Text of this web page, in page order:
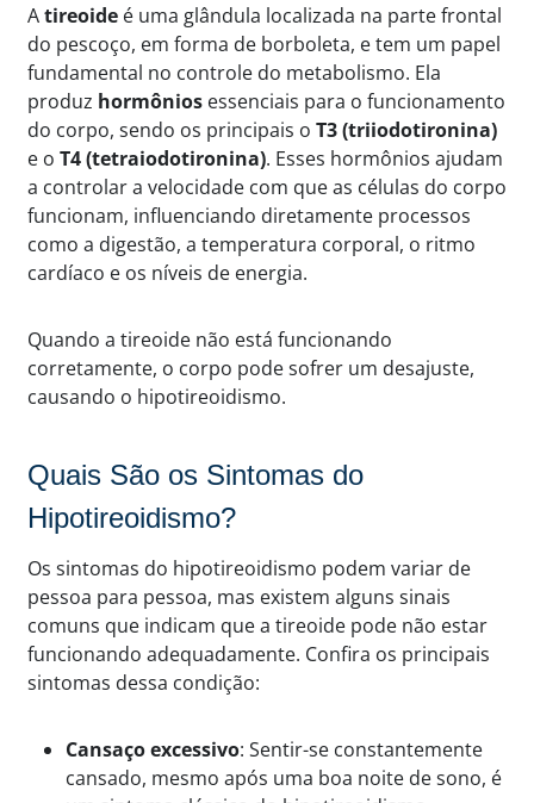
Atireoide é uma glândula localizada na parte frontal
do pescoço, em forma de borboleta, e tem um papel
fundamental no controle do metabolismo. Ela
produz hormônios essenciais para o funcionamento
do corpo, sendo os principais o T3 (triiodotironina)
e o T4 (tetraiodotironina). Esses hormônios ajudam
a controlar a velocidade com que as células do corpo
funcionam, influenciando diretamente processos
como a digestão, a temperatura corporal, o ritmo
cardíaco e os níveis de energia.
Quando a tireoide não está funcionando
corretamente, o corpo pode sofrer um desajuste,
causando o hipotireoidismo.
Quais São os Sintomas do
Hipotireoidismo?
Os sintomas do hipotireoidismo podem variar de
pessoa para pessoa, mas existem alguns sinais
comuns que indicam que a tireoide pode não estar
funcionando adequadamente. Confira os principais
sintomas dessa condição:
Cansaço excessivo: Sentir-se constantemente
cansado, mesmo após uma boa noite de sono, é